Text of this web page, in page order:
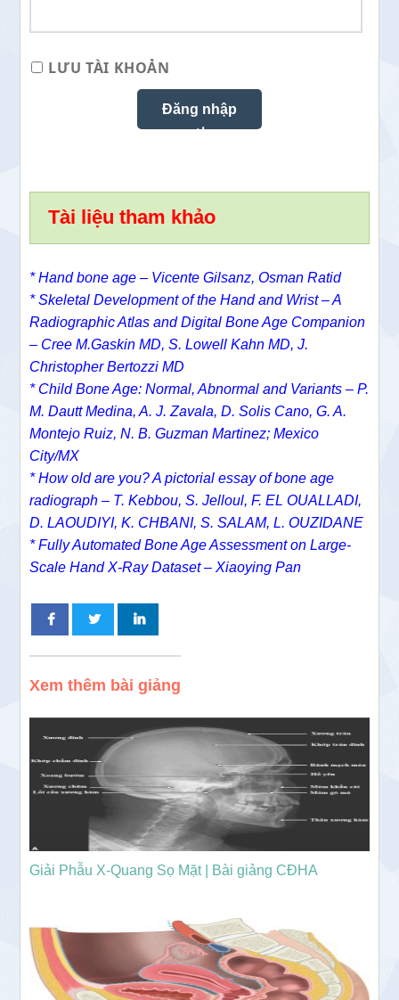
LƯU TÀI KHOẢN
Tài liệu tham khảo
* Hand bone age – Vicente Gilsanz, Osman Ratid
* Skeletal Development of the Hand and Wrist – A
Radiographic Atlas and Digital Bone Age Companion
– Cree M.Gaskin MD, S. Lowell Kahn MD, J.
Christopher Bertozzi MD
* Child Bone Age: Normal, Abnormal and Variants – P.
M. Dautt Medina, A. J. Zavala, D. Solis Cano, G. A.
Montejo Ruiz, N. B. Guzman Martinez; Mexico
City/MX
* How old are you? A pictorial essay of bone age
radiograph – T. Kebbou, S. Jelloul, F. EL OUALLADI,
D. LAOUDIYI, K. CHBANI, S. SALAM, L. OUZIDANE
* Fully Automated Bone Age Assessment on Large-
Scale Hand X-Ray Dataset – Xiaoying Pan
Xem thêm bài giảng
Giải Phẫu X-Quang Sọ Mặt | Bài giảng CĐHA